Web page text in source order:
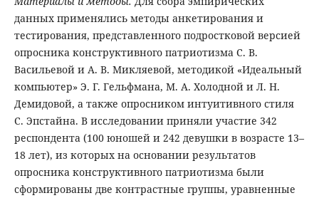
данных применялись методы анкетирования и
тестирования, представленного подростковой версией
опросника конструктивного патриотизма С. В.
Васильевой и А. В. Микляевой, методикой «Идеальный
компьютер» Э. Г. Гельфмана, М. А. Холодной и Л. Н.
Демидовой, а также опросником интуитивного стиля
С. Эпстайна. В исследовании приняли участие 342
респондента (100 юношей и 242 девушки в возрасте 13–
18 лет), из которых на основании результатов
опросника конструктивного патриотизма были
сформированы две контрастные группы, уравненные